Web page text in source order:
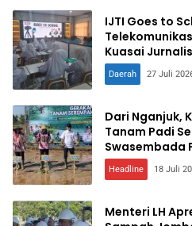
IJTI Goes to
Kuasai
Daerah 27 Juli
Dari Nganjuk,
Tanam Padi
Swasembada
Headline 18 Juli
Menteri LH